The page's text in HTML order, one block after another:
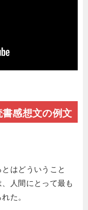
感想文の例文
はどういうこと
人間にとって最も
た。